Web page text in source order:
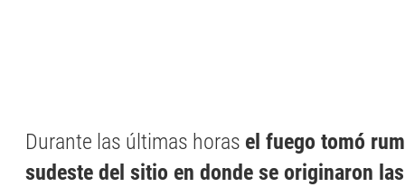
Durante las últimas horas el fuego tomó
sudeste del sitio en donde se originaron